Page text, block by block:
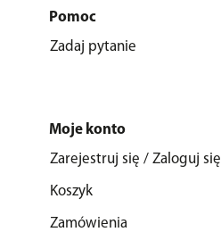
Pomoc
Zadaj pytanie
Moje konto
Zarejestruj się / Zaloguj się
Koszyk
Zamówienia